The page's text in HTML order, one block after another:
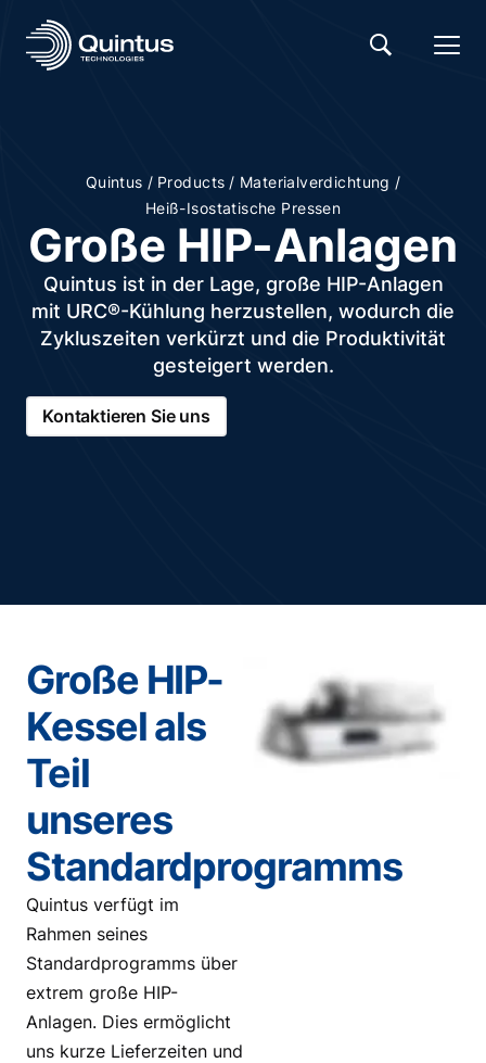
Quintus / Products / Materialverdichtung /
Heiß-Isostatische Pressen
Große HIP-Anlagen
Quintus ist in der Lage, große HIP-Anlagen
mit URC®-Kühlung herzustellen, wodurch die
Zykluszeiten verkürzt und die Produktivität
gesteigert werden.
Kontaktieren Sie uns
Große HIP-
Kessel als
Teil
unseres
Standardprogramms
Quintus verfügt im
Rahmen seines
Standardprogramms über
extrem große HIP-
Anlagen. Dies ermöglicht
uns kurze Lieferzeiten und